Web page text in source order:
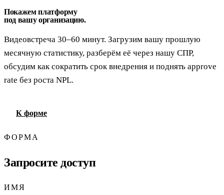
Покажем платформу
под вашу организацию.
Видеовстреча 30–60 минут. Загрузим вашу прошлую
месячную статистику, разберём её через нашу СПР,
обсудим как сократить срок внедрения и поднять approve
rate без роста NPL.
К форме
ФОРМА
Запросите доступ
ИМЯ